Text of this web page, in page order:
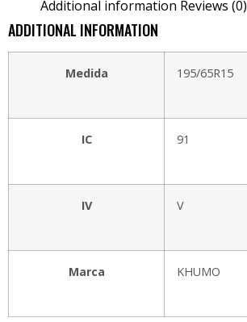
Additional information Reviews (0)
ADDITIONAL INFORMATION
Medida 195/65R15
IC 91
IV V
Marca KHUMO